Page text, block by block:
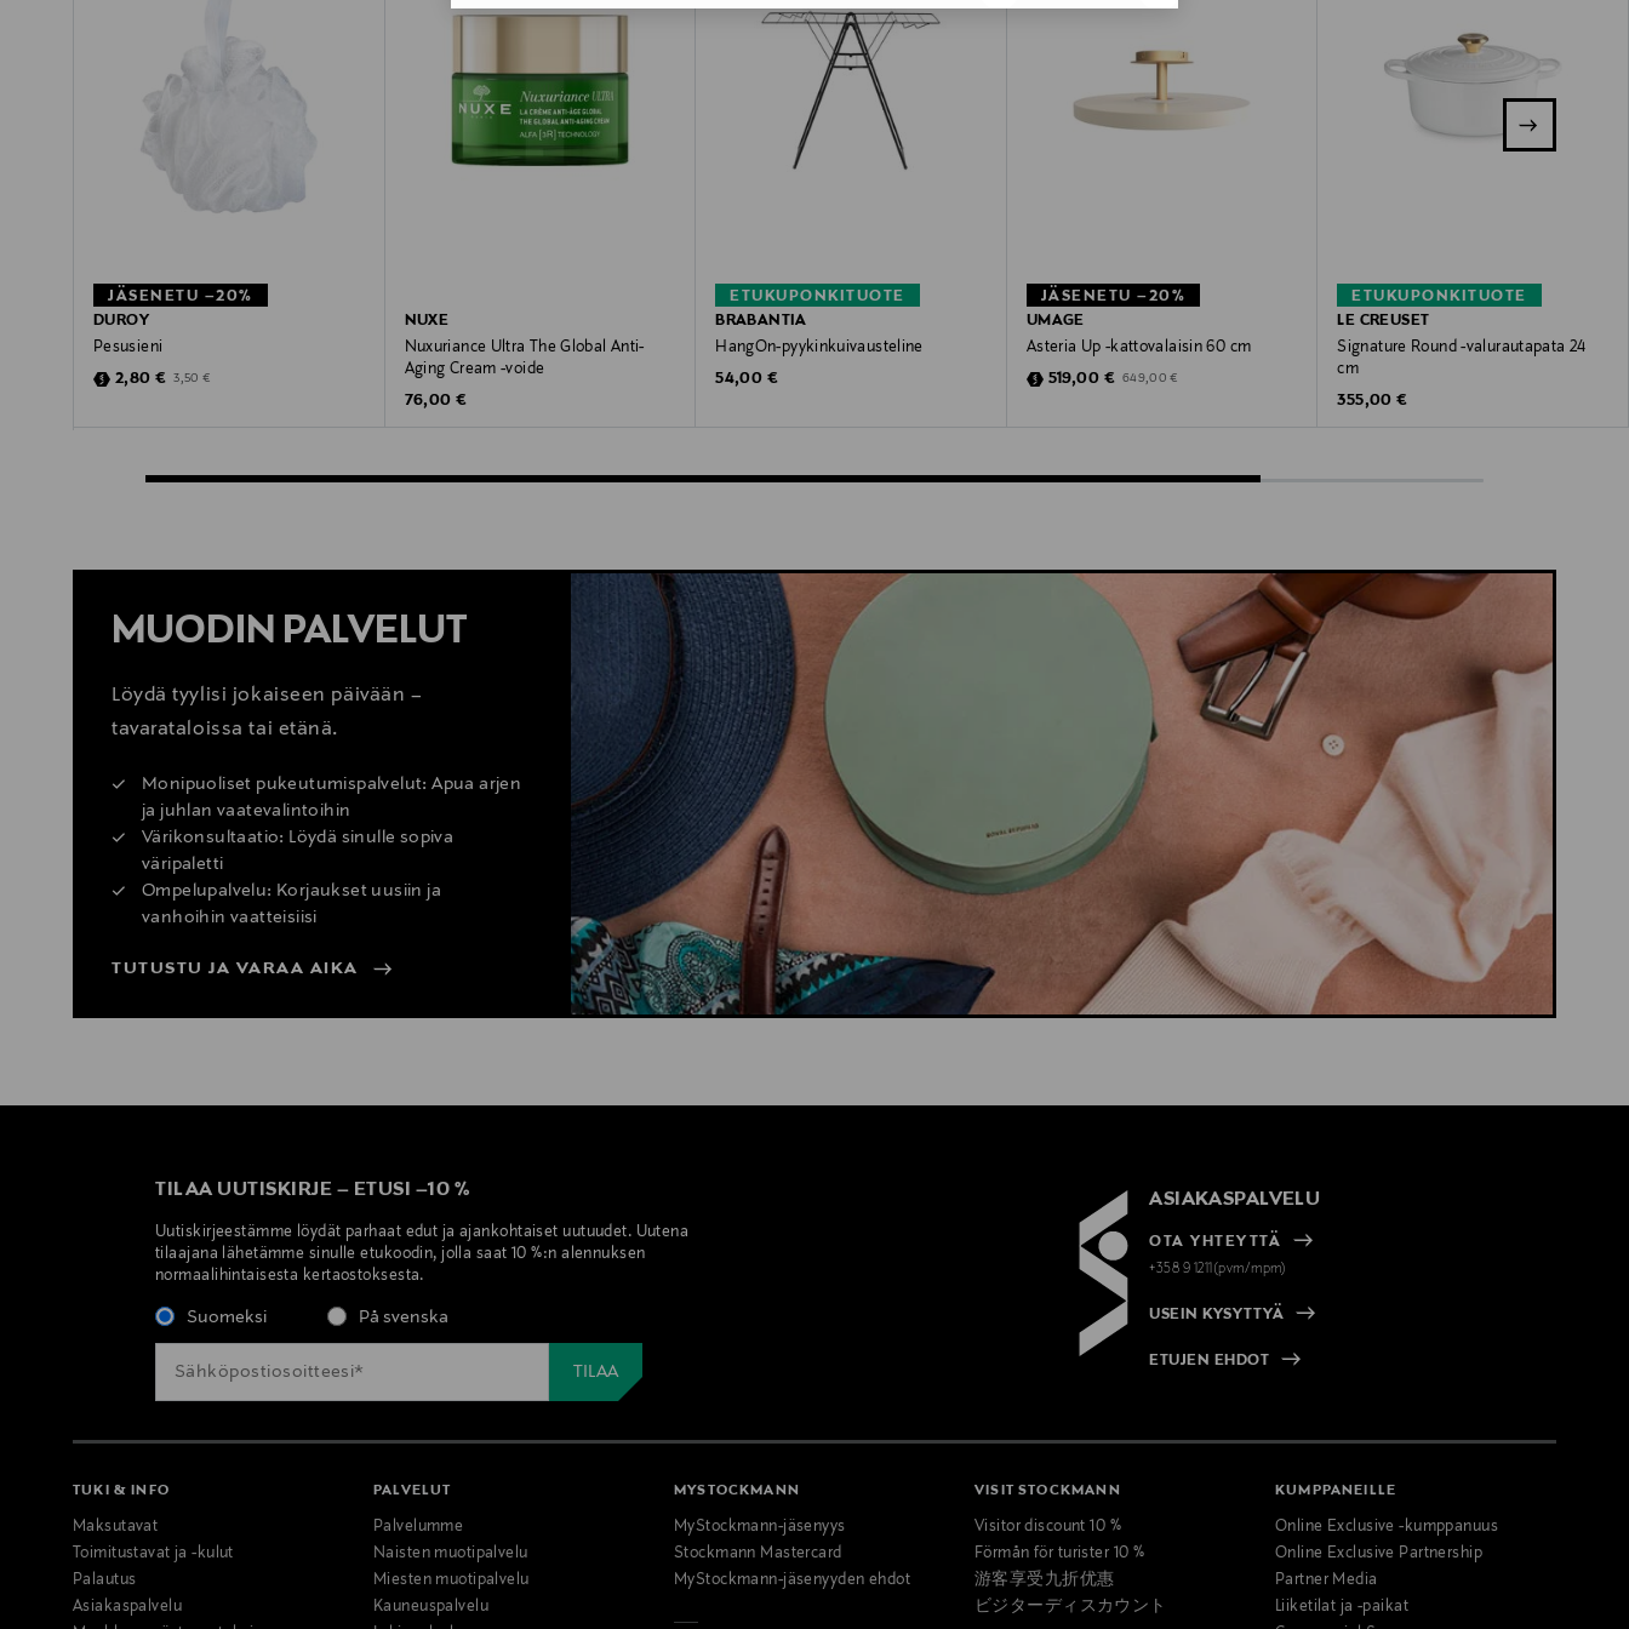
JÄSENETU –20%
DUROY
Pesusieni
Discounted Price
2,80 € Original Price
3,50 €
NUXE
Nuxuriance Ultra The Global Anti-
Aging Cream -voide
Original Price
76,00 €
ETUKUPONKITUOTE
BRABANTIA
HangOn-pyykinkuivausteline
Original Price
54,00 €
JÄSENETU –20%
UMAGE
Asteria Up -kattovalaisin 60 cm
Discounted Price
519,00 € Original Price
649,00 €
ETUKUPONKITUOTE
LE CREUSET
Signature Round -valurautapata 24
cm
Original Price
355,00 €
MUODIN PALVELUT
Löydä tyylisi jokaiseen päivään –
tavarataloissa tai etänä.
Monipuoliset pukeutumispalvelut: Apua arjen
ja juhlan vaatevalintoihin
Värikonsultaatio: Löydä sinulle sopiva
väripaletti
Ompelupalvelu: Korjaukset uusiin ja
vanhoihin vaatteisiisi
TUTUSTU JA VARAA AIKA
TILAA UUTISKIRJE – ETUSI –10 %
Uutiskirjeestämme löydät parhaat edut ja ajankohtaiset uutuudet. Uutena
tilaajana lähetämme sinulle etukoodin, jolla saat 10 %:n alennuksen
normaalihintaisesta kertaostoksesta.
Suomeksi På svenska
ASIAKASPALVELU
OTA YHTEYTTÄ
+358 9 1211(pvm/mpm)
USEIN KYSYTTYÄ
ETUJEN EHDOT
TUKI & INFO
Maksutavat
Toimitustavat ja -kulut
Palautus
Asiakaspalvelu
PALVELUT
Palvelumme
Naisten muotipalvelu
Miesten muotipalvelu
Kauneuspalvelu
MYSTOCKMANN
MyStockmann-jäsenyys
Stockmann Mastercard
MyStockmann-jäsenyyden ehdot
VISIT STOCKMANN
Visitor discount 10 %
Förmån för turister 10 %
游客享受九折优惠
ビジターディスカウント
KUMPPANEILLE
Online Exclusive -kumppanuus
Online Exclusive Partnership
Partner Media
Liiketilat ja -paikat